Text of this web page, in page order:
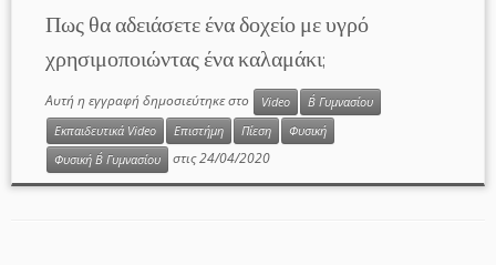
Πως θα αδειάσετε ένα δοχείο με υγρό
χρησιμοποιώντας ένα καλαμάκι;
Αυτή η εγγραφή δημοσιεύτηκε στο Video
Β΄ Γυμνασίου
Εκπαιδευτικά Video
Επιστήμη Πίεση
Φυσική
Φυσική Β΄ Γυμνασίου
στις24/04/2020